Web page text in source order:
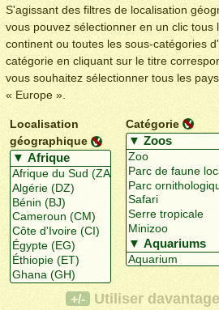
S'agissant des filtres de localisation
vous pouvez sélectionner en un clic tous
continent ou toutes les sous-catégories
catégorie en cliquant sur le titre
vous souhaitez sélectionner tous les
« Europe ».
Localisation
géographique
Catégorie
+/- Utiliser